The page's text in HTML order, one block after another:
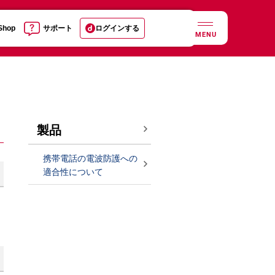
サポート ログインする
MENU
製品
携帯電話の電波防護への
適合性について